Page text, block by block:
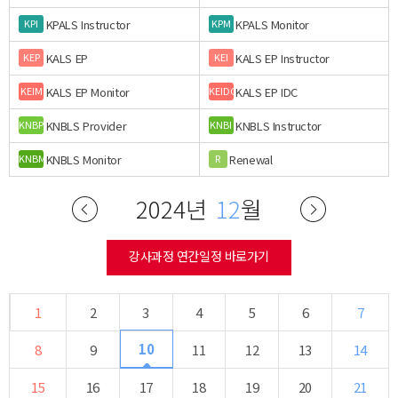
KPI KPALS Instructor KPM KPALS Monitor
KEP KALS EP KEI KALS EP Instructor
KEIM KALS EP Monitor KEIDCKALS EP IDC
KNBPKNBLS Provider KNBI KNBLS Instructor
KNBMKNBLS Monitor R Renewal
2024년 12월
강사과정 연간일정 바로가기
1 2 3 4 5 6
7
8
9 10 11 12 13
14
15
16 17 18 19 20
21